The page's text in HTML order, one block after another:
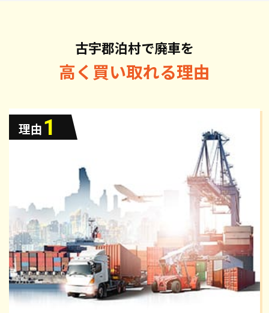
古宇郡泊村で廃車を
高く買い取れる理由